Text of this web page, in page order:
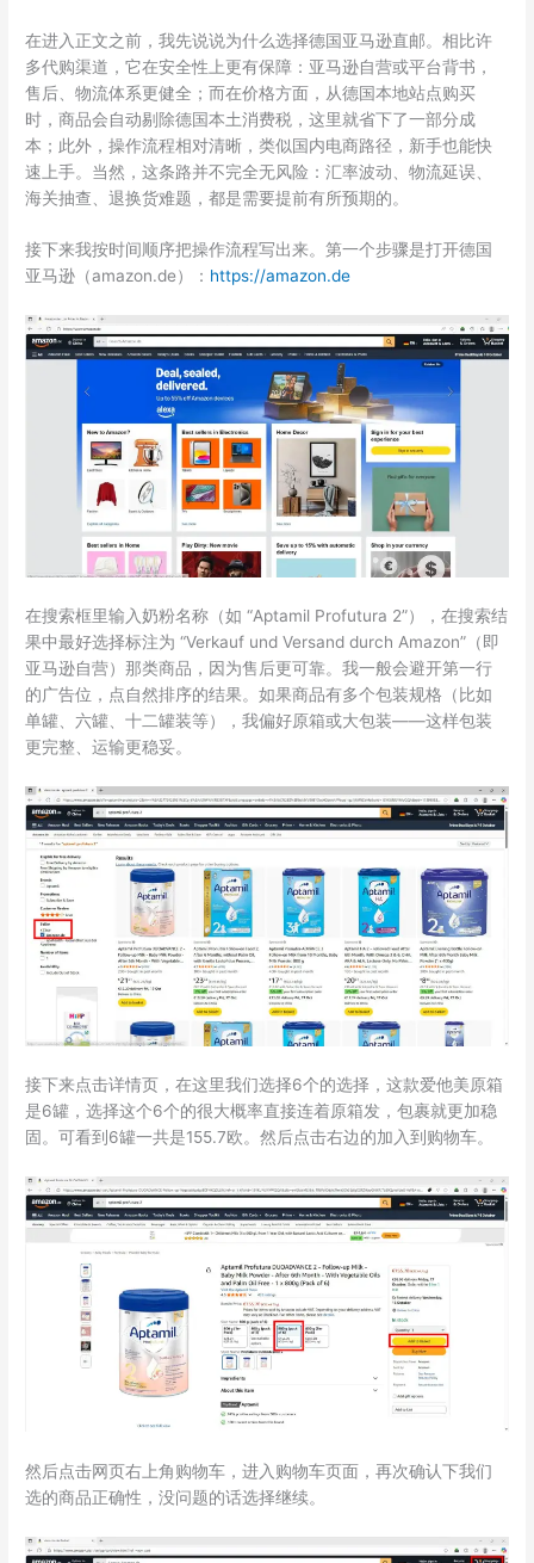
在进入正文之前，我先说说为什么选择德国亚马逊直邮。相比许
多代购渠道，它在安全性上更有保障：亚马逊自营或平台背书，
售后、物流体系更健全；而在价格方面，从德国本地站点购买
时，商品会自动剔除德国本土消费税，这里就省下了一部分成
本；此外，操作流程相对清晰，类似国内电商路径，新手也能快
速上手。当然，这条路并不完全无风险：汇率波动、物流延误、
海关抽查、退换货难题，都是需要提前有所预期的。
接下来我按时间顺序把操作流程写出来。第一个步骤是打开德国
亚马逊（amazon.de）： https://amazon.de
在搜索框里输入奶粉名称（如 “Aptamil Profutura 2”），在搜索结
果中最好选择标注为 “Verkauf und Versand durch Amazon”（即
亚马逊自营）那类商品，因为售后更可靠。我一般会避开第一行
的广告位，点自然排序的结果。如果商品有多个包装规格（比如
单罐、六罐、十二罐装等），我偏好原箱或大包装——这样包装
更完整、运输更稳妥。
接下来点击详情页，在这里我们选择6个的选择，这款爱他美原箱
是6罐，选择这个6个的很大概率直接连着原箱发，包裹就更加稳
固。可看到6罐一共是155.7欧。然后点击右边的加入到购物车。
然后点击网页右上角购物车，进入购物车页面，再次确认下我们
选的商品正确性，没问题的话选择继续。